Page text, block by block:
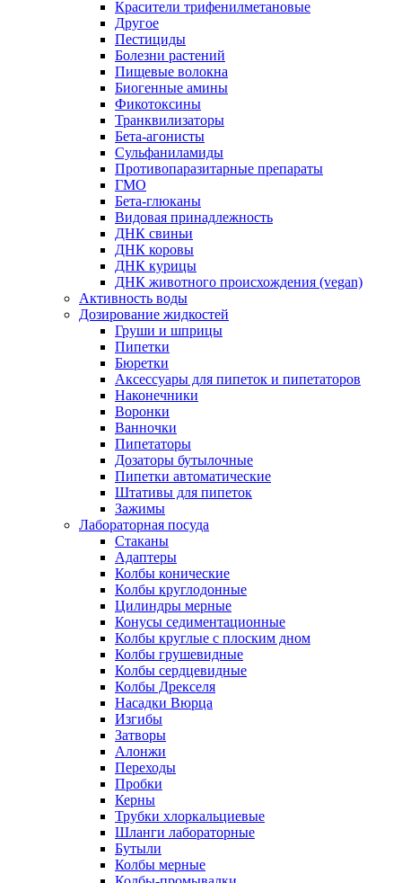
Красители трифенилметановые
Другое
Пестициды
Болезни растений
Пищевые волокна
Биогенные амины
Фикотоксины
Транквилизаторы
Бета-агонисты
Сульфаниламиды
Противопаразитарные препараты
ГМО
Бета-глюканы
Видовая принадлежность
ДНК свиньи
ДНК коровы
ДНК курицы
ДНК животного происхождения (vegan)
Активность воды
Дозирование жидкостей
Груши и шприцы
Пипетки
Бюретки
Аксессуары для пипеток и пипетаторов
Наконечники
Воронки
Ванночки
Пипетаторы
Дозаторы бутылочные
Пипетки автоматические
Штативы для пипеток
Зажимы
Лабораторная посуда
Стаканы
Адаптеры
Колбы конические
Колбы круглодонные
Цилиндры мерные
Конусы седиментационные
Колбы круглые с плоским дном
Колбы грушевидные
Колбы сердцевидные
Колбы Дрекселя
Насадки Вюрца
Изгибы
Затворы
Алонжи
Переходы
Пробки
Керны
Трубки хлоркальциевые
Шланги лабораторные
Бутыли
Колбы мерные